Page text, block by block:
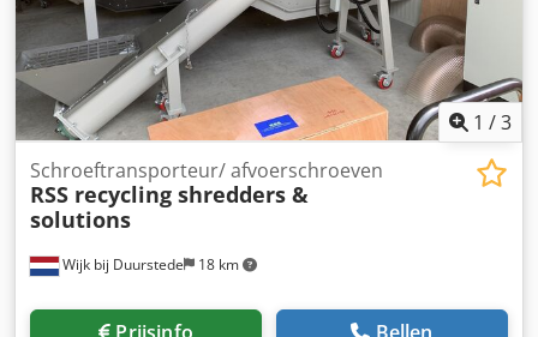
1 /3
Wijk bij Duurstede 18 km
Schroeftransporteur/ afvoerschroeven
RSS recycling shredders &
solutions